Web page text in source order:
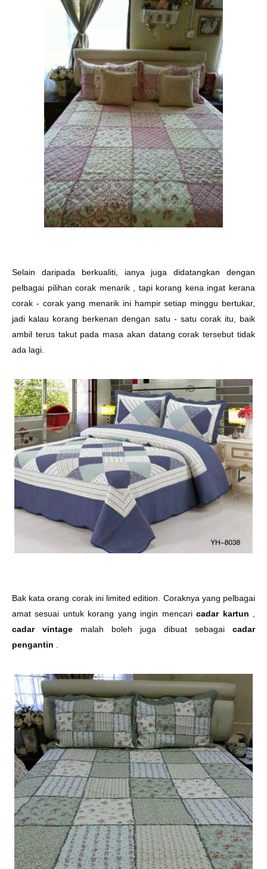
Selain daripada berkualiti, ianya juga didatangkan dengan
pelbagai pilihan corak menarik , tapi korang kena ingat kerana
corak - corak yang menarik ini hampir setiap minggu bertukar,
jadi kalau korang berkenan dengan satu - satu corak itu, baik
ambil terus takut pada masa akan datang corak tersebut tidak
ada lagi.
Bak kata orang corak ini limited edition. Coraknya yang pelbagai
amat sesuai untuk korang yang ingin mencaricadar kartun
cadar vintage malah boleh juga dibuat sebagai cadar
pengantin